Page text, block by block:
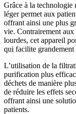
Grâce à la technologie
léger permet aux
offrant ainsi une plus
vie. Contrairement aux
lourdes, cet appareil
qui facilite grandement
L’utilisation de la
purification plus
déchets de manière
de réduire les effets
offrant ainsi une
patients.